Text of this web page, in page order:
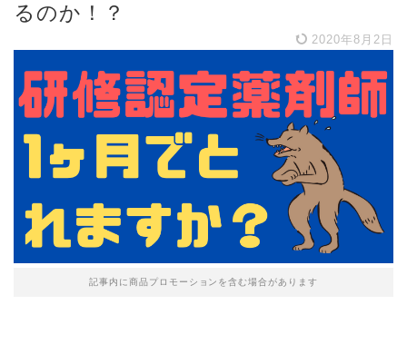
るのか！？
2020年8月2日
記事内に商品プロモーションを含む場合があります